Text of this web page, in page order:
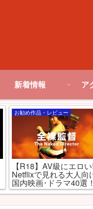
新着情報 ア
お勧め作品・レビュー
【R18】AV級にエロ
Netflixで見れる大人向
国内映画･ドラマ40選